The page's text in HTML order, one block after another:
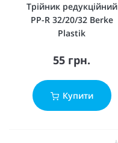
Трійник редукційний
PP-R 32/20/32 Berke
Plastik
55 грн.
Купити